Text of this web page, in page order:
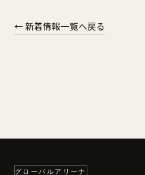
← 新着情報一覧へ戻る
グローバルアリーナ